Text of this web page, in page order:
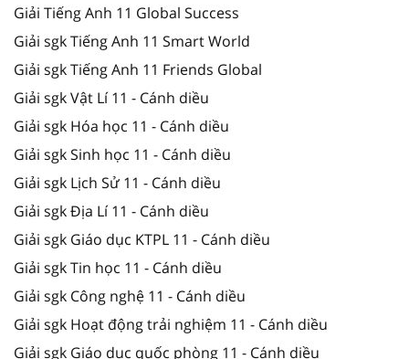
Giải Tiếng Anh 11 Global Success
Giải sgk Tiếng Anh 11 Smart World
Giải sgk Tiếng Anh 11 Friends Global
Giải sgk Vật Lí 11 - Cánh diều
Giải sgk Hóa học 11 - Cánh diều
Giải sgk Sinh học 11 - Cánh diều
Giải sgk Lịch Sử 11 - Cánh diều
Giải sgk Địa Lí 11 - Cánh diều
Giải sgk Giáo dục KTPL 11 - Cánh diều
Giải sgk Tin học 11 - Cánh diều
Giải sgk Công nghệ 11 - Cánh diều
Giải sgk Hoạt động trải nghiệm 11 - Cánh diều
Giải sgk Giáo dục quốc phòng 11 - Cánh diều